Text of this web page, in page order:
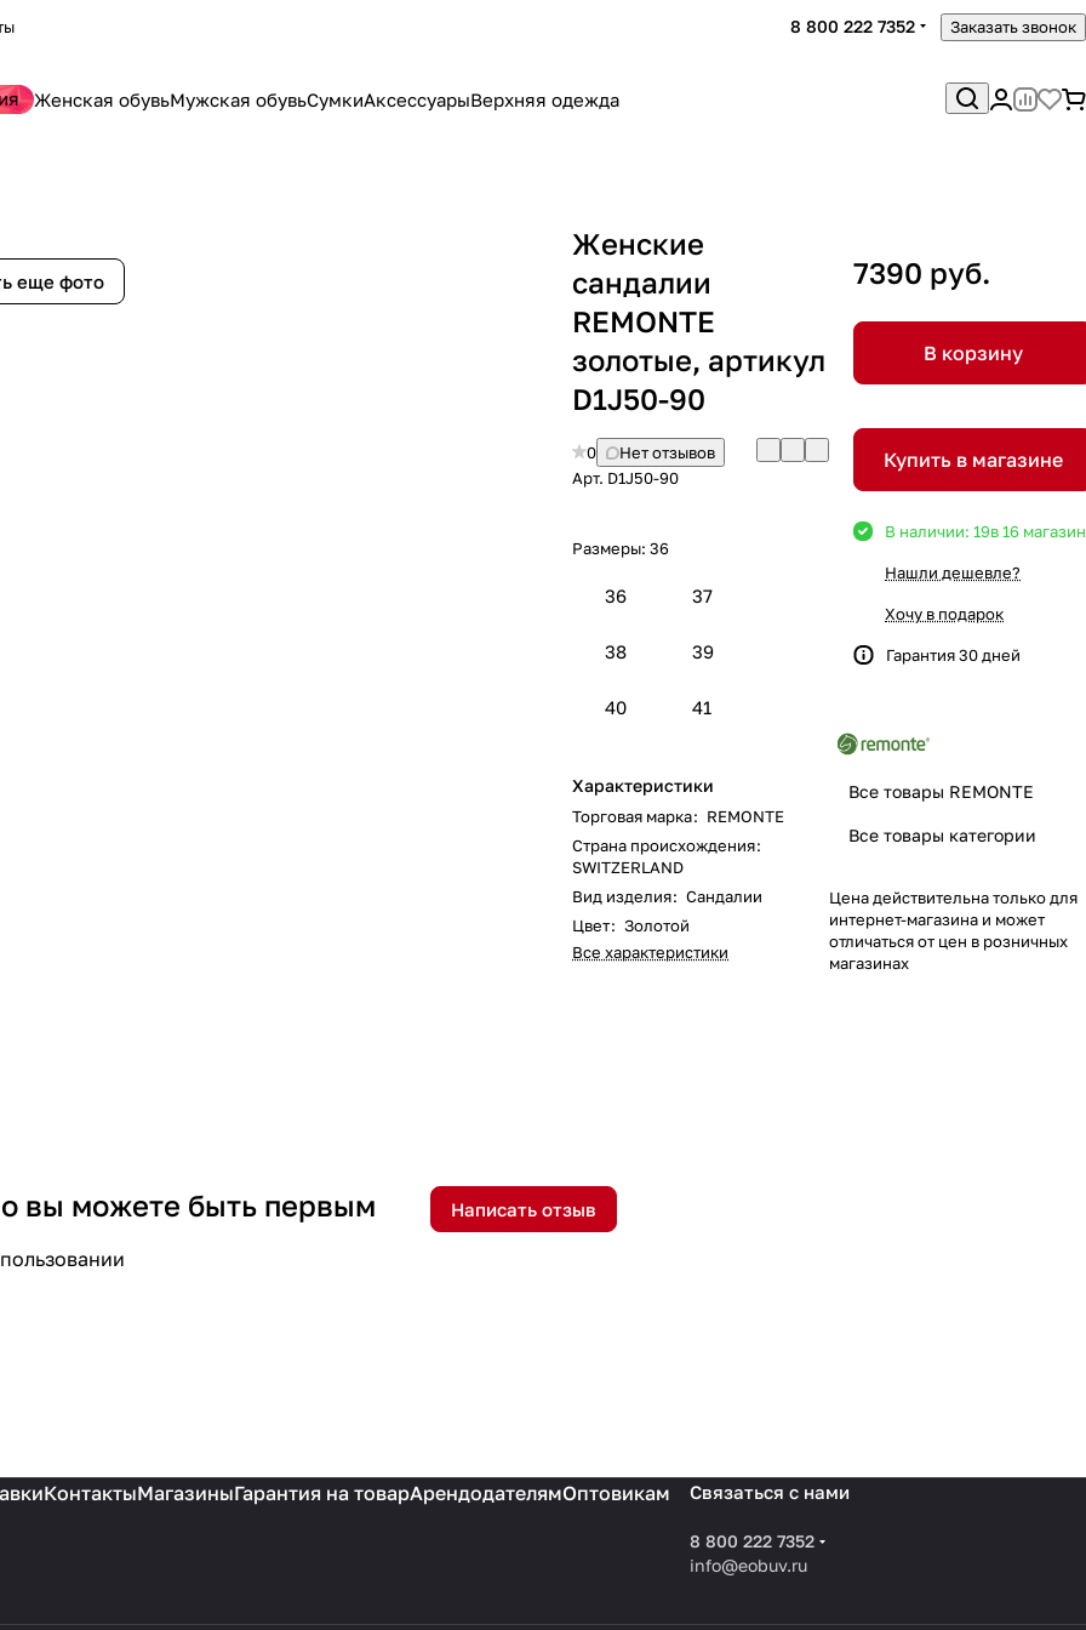
8 800 222 7352 Заказать звонок
Женская обувьМужская обувьСумкиАксессуарыВерхняя одежда
еще фото
Женские
сандалии
REMONTE
золотые, артикул
D1J50-90
0
Нет отзывов
Арт. D1J50-90
Размеры: 36
36 37
38 39
40 41
Характеристики
Торговая марка: REMONTE
Страна происхождения:
SWITZERLAND
Вид изделия: Сандалии
Цвет: Золотой
Все характеристики
7390 руб.
В корзину
Купить в магазине
В наличии: 19в 16
Нашли дешевле?
Хочу в подарок
Гарантия 30 дней
Все товары REMONTE
Все товары категории
Цена действительна только для
интернет-магазина и может
отличаться от цен в розничных
магазинах
вы можете быть первым Написать отзыв
КонтактыМагазиныГарантия на товарАрендодателямОптовикам
Связаться с нами
8 800 222 7352
info@eobuv.ru